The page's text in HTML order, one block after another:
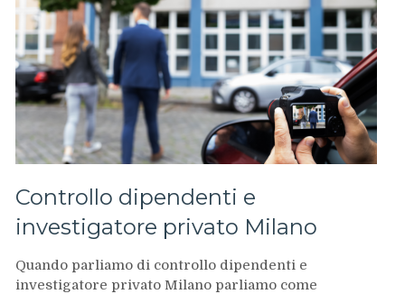
Controllo dipendenti e
investigatore privato Milano
Quando parliamo di controllo dipendenti e
investigatore privato Milano parliamo come